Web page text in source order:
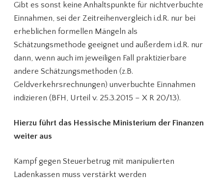
Gibt es sonst keine Anhaltspunkte für nichtverbuchte
Einnahmen, sei der Zeitreihenvergleich i.d.R. nur bei
erheblichen formellen Mängeln als
Schätzungsmethode geeignet und außerdem i.d.R. nur
dann, wenn auch im jeweiligen Fall praktizierbare
andere Schätzungsmethoden (z.B.
Geldverkehrsrechnungen) unverbuchte Einnahmen
indizieren (BFH, Urteil v. 25.3.2015 – X R 20/13).
Hierzu führt das Hessische Ministerium der Finanzen
weiter aus
Kampf gegen Steuerbetrug mit manipulierten
Ladenkassen muss verstärkt werden